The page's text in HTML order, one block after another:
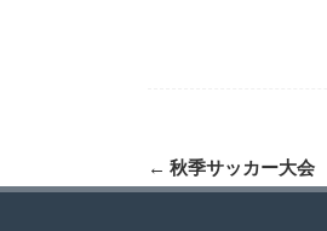
Post
← 秋季サッカー大